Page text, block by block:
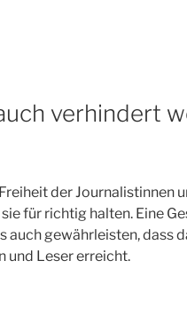
verhindert
der Journalistinnen
für richtig halten. Eine
auch gewährleisten, dass
und Leser erreicht.